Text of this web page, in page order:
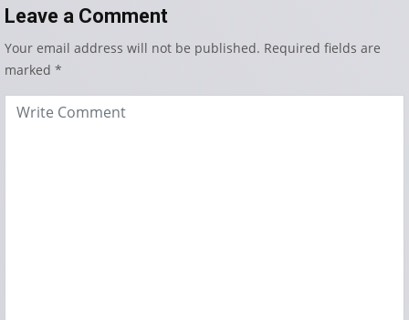
Leave a Comment
Your email address will not be published. Required fields are
marked *